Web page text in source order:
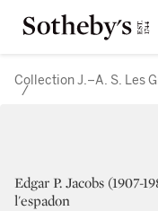
Collection J.–A. S. Les
/
Edgar P. Jacobs (1907-
l'espadon